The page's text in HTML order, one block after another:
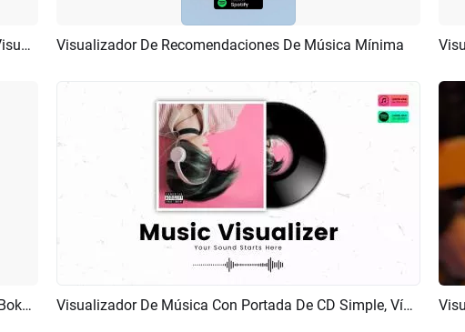
Introducción De Podcast Simple, Nuevo Episodio, Visualizador Musical, Publicación Previsualizar Crear IA
Visualizador De Recomendaciones De Música Mínima
Lista De Reproducción De Música Pop Con Efecto Bokeh Morado, Visualizador De Letras, Publicación De Instagram Y Vídeo Previsualizar Crear IA Visualizador De Música Con Portada De CD Simple, Vídeo De Canal De YouTube